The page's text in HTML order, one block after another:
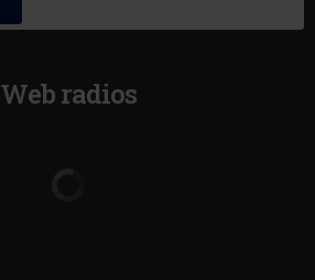
Web radios